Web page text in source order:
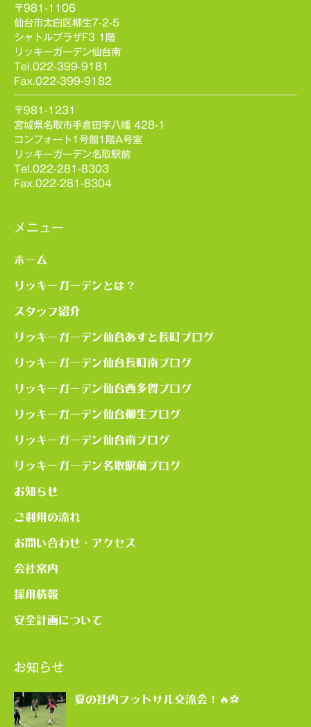
〒981-1106
仙台市太白区柳生7-2-5
シャトルプラザF3 1階
リッキーガーデン仙台南
Tel.022-399-9181
Fax.022-399-9182
〒981-1231
宮城県名取市手倉田字八幡 428-1
コンフォート1号館1階A号室
リッキーガーデン名取駅前
Tel.022-281-8303
Fax.022-281-8304
メニュー
ホーム
リッキーガーデンとは？
スタッフ紹介
リッキーガーデン仙台あすと長町ブログ
リッキーガーデン仙台長町南ブログ
リッキーガーデン仙台西多賀ブログ
リッキーガーデン仙台柳生ブログ
リッキーガーデン仙台南ブログ
リッキーガーデン名取駅前ブログ
お知らせ
ご利用の流れ
お問い合わせ・アクセス
会社案内
採用情報
安全計画について
お知らせ
夏の社内フットサル交流会！🔥⚽